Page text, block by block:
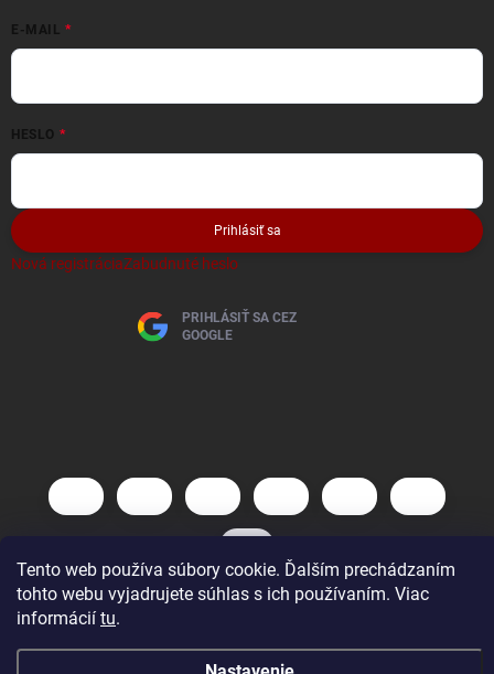
Tento web používa súbory cookie. Ďalším prechádzaním
tohto webu vyjadrujete súhlas s ich používaním. Viac
informácií tu.
E-MAIL
HESLO
Prihlásiť sa
Nová registráciaZabudnuté heslo
PRIHLÁSIŤ SA CEZ
GOOGLE
Vytvoril Shoptet
Copyright 2026